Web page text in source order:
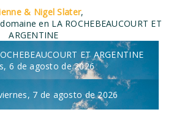
& Nigel Slater,
en LA ROCHEBEAUCOURT ET
ARGENTINE
ET ARGENTINE
6 de agosto de 2026
7 de agosto de 2026